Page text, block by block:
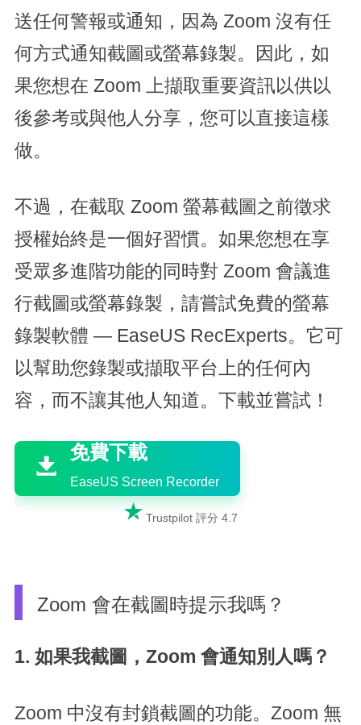
送任何警報或通知，因為 Zoom 沒有任
何方式通知截圖或螢幕錄製。因此，如
果您想在 Zoom 上擷取重要資訊以供以
後參考或與他人分享，您可以直接這樣
做。
不過，在截取 Zoom 螢幕截圖之前徵求
授權始終是一個好習慣。如果您想在享
受眾多進階功能的同時對 Zoom 會議進
行截圖或螢幕錄製，請嘗試免費的螢幕
錄製軟體 — EaseUS RecExperts。它可
以幫助您錄製或擷取平台上的任何內
容，而不讓其他人知道。下載並嘗試！


免費下載
EaseUS Screen Recorder
 Trustpilot 評分 4.7
Zoom 會在截圖時提示我嗎？
1. 如果我截圖，Zoom 會通知別人嗎？
Zoom 中沒有封鎖截圖的功能。Zoom 無